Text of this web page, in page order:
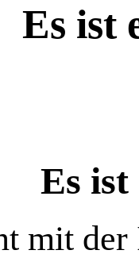
Es ist
Es
mit